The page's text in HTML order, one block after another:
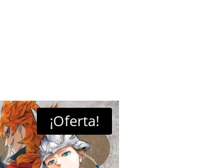
¡Oferta!